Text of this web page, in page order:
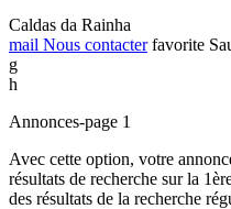
Caldas da Rainha
mail Nous contacter favorite
g
h
Annonces-page 1
Avec cette option, votre
résultats de recherche sur la
des résultats de la recherche